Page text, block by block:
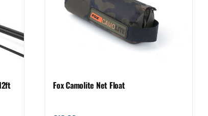
Fox Camolite Net Float